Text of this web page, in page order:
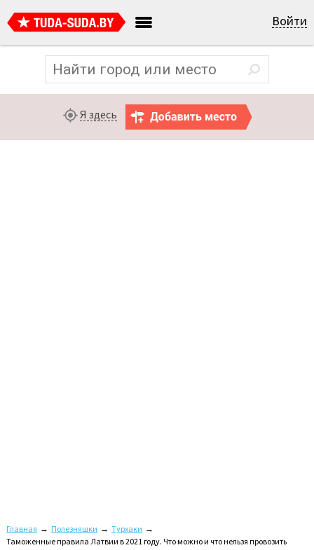
Войти
Я здесь
Главная → Полезняшки → Турхаки →
Таможенные правила Латвии в 2021 году. Что можно и что нельзя провозить